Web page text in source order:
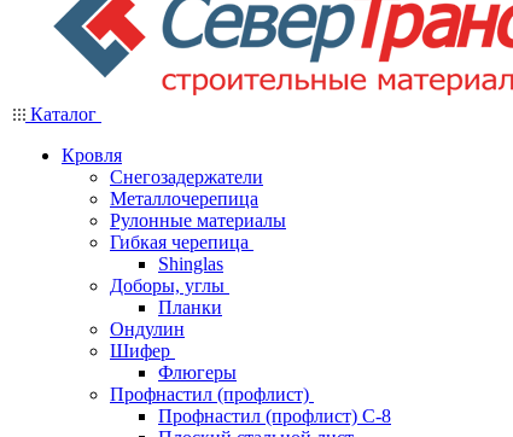
Каталог
Кровля
Снегозадержатели
Металлочерепица
Рулонные материалы
Гибкая черепица
Shinglas
Доборы, углы
Планки
Ондулин
Шифер
Флюгеры
Профнастил (профлист)
Профнастил (профлист) С-8